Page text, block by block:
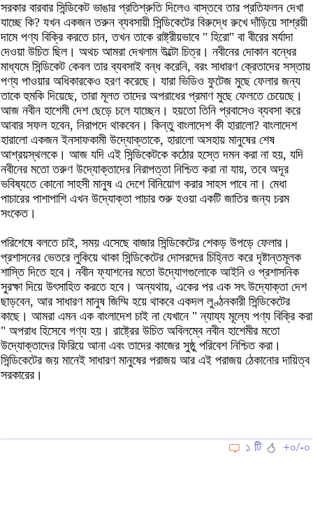
​সরকার বারবার সিন্ডিকেট ভাঙার প্রতিশ্রুতি দিলেও বাস্তবে তার প্রতিফলন দেখা
যাচ্ছে কি? যখন একজন তরুন ব্যবসায়ী সিন্ডিকেটের বিরুদ্ধে রুখে দাঁড়িয়ে সাশ্রয়ী
দামে পণ্য বিক্রি করতে চান, তখন তাকে রাষ্ট্রীয়ভাবে " হিরো" বা বীরের মর্যাদা
দেওয়া উচিত ছিল। অথচ আমরা দেখলাম উল্টো চিত্র। নবীনের দোকান বন্ধের
মাধ্যমে সিন্ডিকেট কেবল তার ব্যবসাই বন্ধ করেনি, বরং সাধারণ ক্রেতাদের সস্তায়
পণ্য পাওয়ার অধিকারকেও হরণ করেছে। যারা ভিডিও ফুটেজ মুছে ফেলার জন্য
তাকে হুমকি দিয়েছে, তারা মূলত তাদের অপরাধের প্রমাণ মুছে ফেলতে চেয়েছে।
আজ নবীন হাশেমী দেশ ছেড়ে চলে যাচ্ছেন। হয়তো তিনি প্রবাসেও ব্যবসা করে
আবার সফল হবেন, নিরাপদে থাকবেন। কিন্তু বাংলাদেশ কী হারালো? বাংলাদেশ
হারালো একজন ইনসাফকামী উদ্যোক্তাকে, হারালো অসহায় মানুষের শেষ
আশ্রয়স্থলকে। আজ যদি এই সিন্ডিকেটকে কঠোর হস্তে দমন করা না হয়, যদি
নবীনের মতো তরুণ উদ্যোক্তাদের নিরাপত্তা নিশ্চিত করা না যায়, তবে অদূর
ভবিষ্যতে কোনো সাহসী মানুষ এ দেশে বিনিয়োগ করার সাহস পাবে না। মেধা
পাচারের পাশাপাশি এখন উদ্যোক্তা পাচার শুরু হওয়া একটি জাতির জন্য চরম
সংকেত।
​পরিশেষে বলতে চাই, সময় এসেছে বাজার সিন্ডিকেটের শেকড় উপড়ে ফেলার।
প্রশাসনের ভেতরে লুকিয়ে থাকা সিন্ডিকেটের দোসরদের চিহ্নিত করে দৃষ্টান্তমূলক
শাস্তি দিতে হবে। নবীন ফ্যাশনের মতো উদ্যোগগুলোকে আইনি ও প্রশাসনিক
সুরক্ষা দিয়ে উৎসাহিত করতে হবে। অন্যথায়, একের পর এক সৎ উদ্যোক্তা দেশ
ছাড়বেন, আর সাধারণ মানুষ জিম্মি হয়ে থাকবে একদল লুণ্ঠনকারী সিন্ডিকেটের
কাছে। আমরা এমন এক বাংলাদেশ চাই না যেখানে " ন্যায্য মূল্যে পণ্য বিক্রি করা
" অপরাধ হিসেবে গণ্য হয়। রাষ্ট্রের উচিত অবিলম্বে নবীন হাশেমীর মতো
উদ্যোক্তাদের ফিরিয়ে আনা এবং তাদের কাজের সুষ্ঠু পরিবেশ নিশ্চিত করা।
সিন্ডিকেটের জয় মানেই সাধারণ মানুষের পরাজয় আর এই পরাজয় ঠেকানোর দায়িত্ব
সরকারের।
১ টি +০/-০